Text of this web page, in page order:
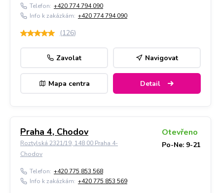
Telefon: +420 774 794 090
Info k zakázkám: +420 774 794 090
(126)
Zavolat Navigovat
Mapa centra Detail
Praha 4, Chodov
Roztylská 2321/19, 148 00 Praha 4-
Chodov
Otevřeno
Po-Ne: 9-21
Telefon: +420 775 853 568
Info k zakázkám: +420 775 853 569